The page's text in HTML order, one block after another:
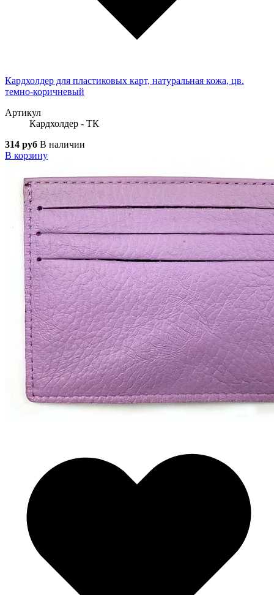
Кардхолдер для пластиковых карт, натуральная кожа, цв.
темно-коричневый
Артикул
Кардхолдер - ТК
314 руб В наличии
В корзину